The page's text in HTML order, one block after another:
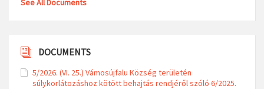
See All Documents
DOCUMENTS
5/2026. (VI. 25.) Vámosújfalu Község területén
súlykorlátozáshoz kötött behajtás rendjéről szóló 6/2025.